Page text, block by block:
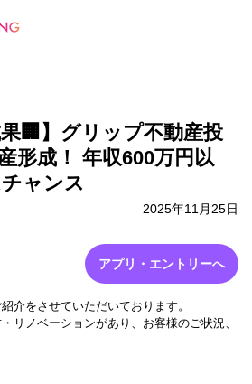
果🏢】グリップ不動産投
形成！ 年収600万円以
ャンス
2025年11月25日
アプリ・エントリーへ
介をさせていただいております。
リノベーションがあり、お客様のご状況、